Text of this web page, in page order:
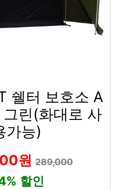
쉘터 보호소 A
린(화대로 사
가능)
원289,000
할인